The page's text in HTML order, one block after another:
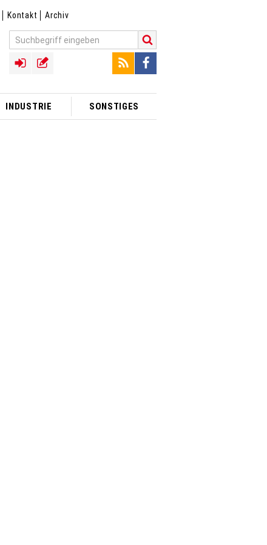
Kontakt Archiv
INDUSTRIE SONSTIGES